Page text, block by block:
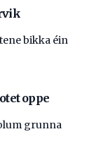
bikka éin
oppe
grunna